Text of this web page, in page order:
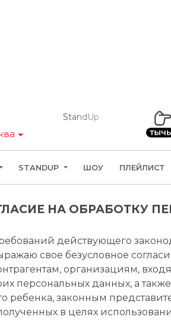
StandUp
STANDUP ШОУ ПЛЕЙЛИСТ
НА ОБРАБОТКУ
действующего
свое безусловное
организациям,
персональных данных, а
ребенка, законным
в целях